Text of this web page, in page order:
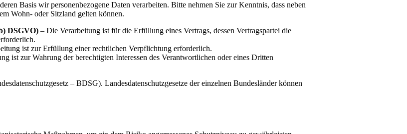
Basis wir personenbezogene Daten verarbeiten. Bitte nehmen Sie zur Kenntnis, dass neben
Wohn- oder Sitzland gelten können.
DSGVO) – Die Verarbeitung ist für die Erfüllung eines Vertrags, dessen Vertragspartei die
ist zur Erfüllung einer rechtlichen Verpflichtung erforderlich.
ist zur Wahrung der berechtigten Interessen des Verantwortlichen oder eines Dritten
– BDSG). Landesdatenschutzgesetze der einzelnen Bundesländer können